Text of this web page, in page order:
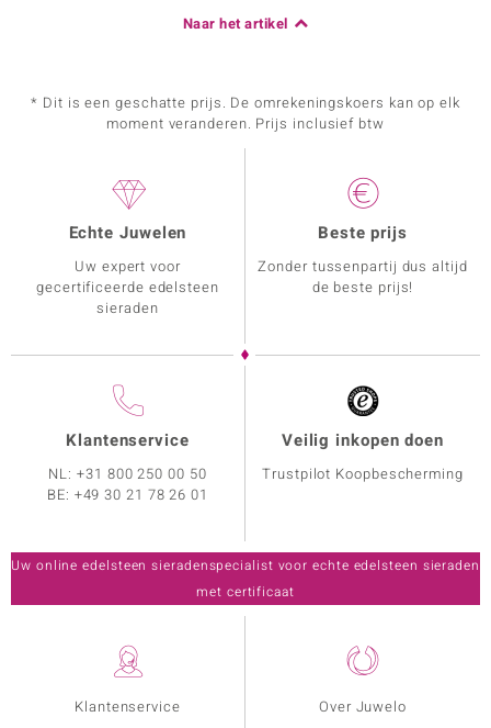
Naar het artikel
* Dit is een geschatte prijs. De omrekeningskoers kan op elk
moment veranderen. Prijs inclusief btw
Klantenservice
Over Juwelo
Echte Juwelen
Uw expert voor
gecertificeerde edelsteen
sieraden
Beste prijs
Zonder tussenpartij dus altijd
de beste prijs!
Klantenservice
NL:+31 800 250 00 50
BE: +49 30 21 78 26 01
Veilig inkopen doen
Trustpilot Koopbescherming
Uw online edelsteen sieradenspecialist voor echte edelsteen sieraden
met certificaat